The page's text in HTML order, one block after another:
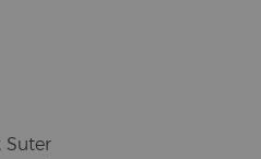
Suter